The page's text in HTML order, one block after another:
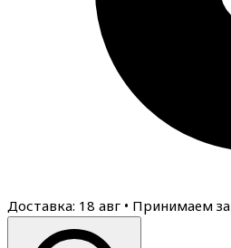
Доставка: 18 авг • Принимаем